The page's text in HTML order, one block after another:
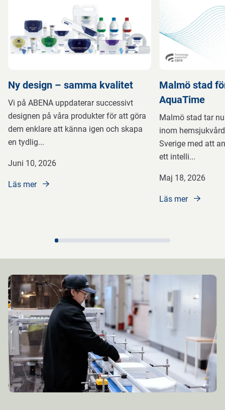
Ny design – samma kvalitet
Vi på ABENA uppdaterar successivt
designen på våra produkter för att göra
dem enklare att känna igen och skapa
en tydlig...
Juni 10, 2026
Läs mer
Malmö stad
AquaTime
Malmö stad tar
inom
Sverige med att
ett intelli...
Maj 18, 2026
Läs mer